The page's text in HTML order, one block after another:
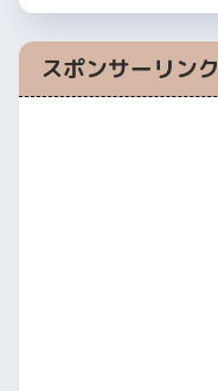
スポンサーリンク